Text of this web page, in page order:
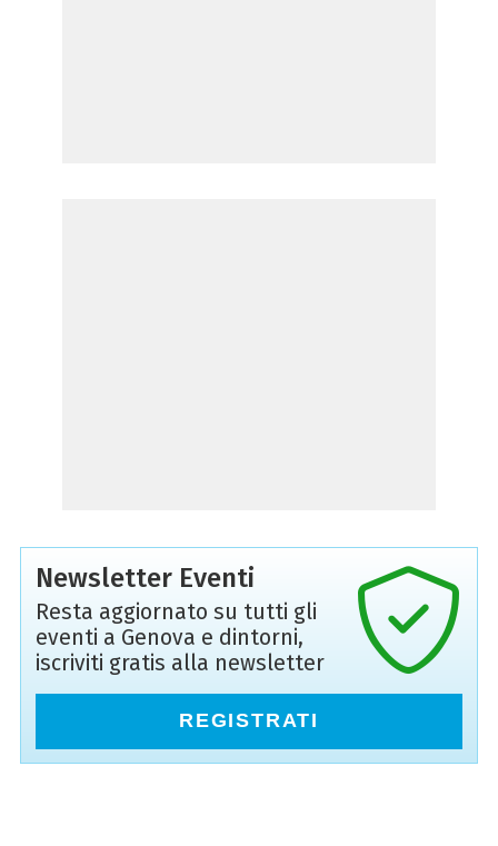
Newsletter Eventi
Resta aggiornato su tutti gli
eventi a Genova e dintorni,
iscriviti gratis alla newsletter
REGISTRATI